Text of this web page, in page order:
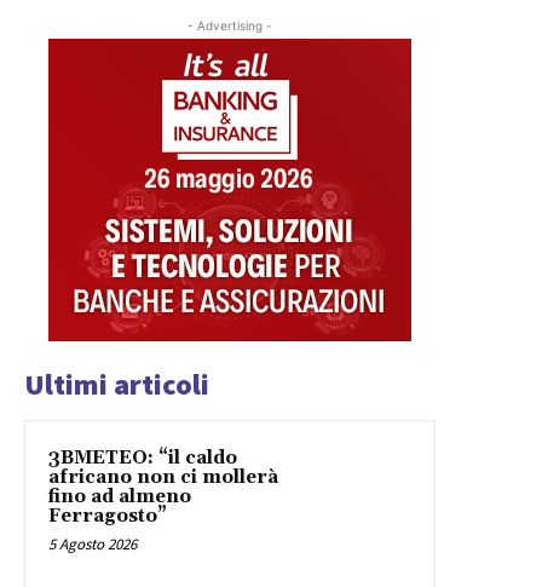
- Advertising -
Ultimi articoli
3BMETEO: “il caldo
africano non ci mollerà
fino ad almeno
Ferragosto”
5 Agosto 2026